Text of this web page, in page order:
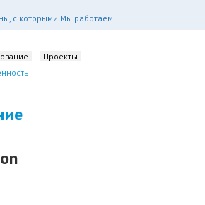
с которыми Мы работаем
Проекты